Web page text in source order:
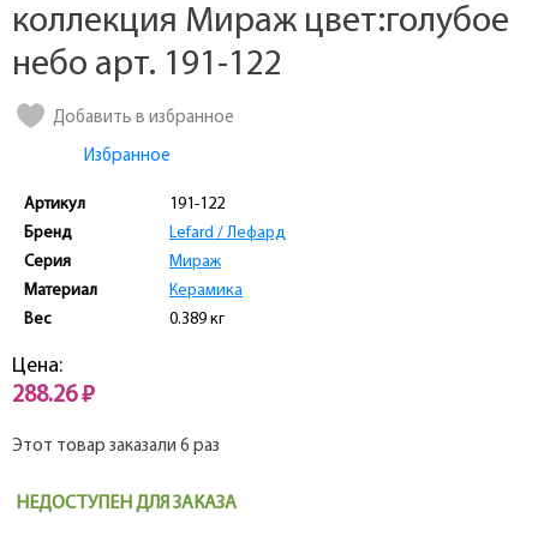
коллекция Мираж цвет:голубое
небо арт. 191-122
Добавить в избранное
Избранное
Артикул
191-122
Бренд
Lefard / Лефард
Серия
Мираж
Материал
Керамика
Вес
0.389 кг
Цена:
288.26 ₽
Этот товар заказали 6 раз
НЕДОСТУПЕН ДЛЯ ЗАКАЗА